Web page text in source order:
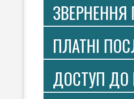
ПЛАТНI
ДОСТУП ДО